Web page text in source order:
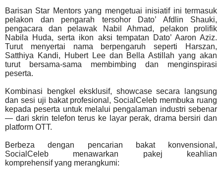
Barisan Star Mentors yang mengetuai inisiatif ini termasuk
pelakon dan pengarah tersohor Dato’ Afdlin
Shauki,
pengacara dan pelawak Nabil Ahmad, pelakon prolifik
Nabila Huda, serta ikon aksi tempatan
Dato’ Aaron Aziz.
Turut menyertai nama berpengaruh seperti Harszan,
Satthiya Kandi, Hubert Lee dan Bella Astillah yang akan
turut bersama-sama membimbing dan menginspirasi
peserta.
Kombinasi bengkel eksklusif, showcase secara langsung
dan sesi uji bakat profesional, SocialCeleb membuka ruang
kepada peserta untuk melalui pengalaman industri sebenar
— dari skrin telefon terus ke layar perak, drama bersiri dan
platform OTT.
Berbeza dengan pencarian bakat konvensional,
SocialCeleb menawarkan pakej keahlian
komprehensif yang merangkumi: